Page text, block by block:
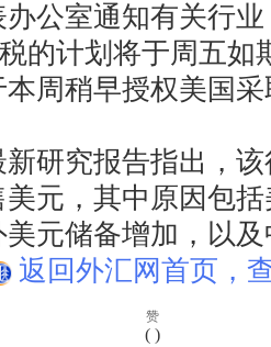
室通知有关行业
的计划将于周五如
周稍早授权美国
究报告指出，该
元，其中原因包
元储备增加，以
返回外汇网首页，
赞
( )